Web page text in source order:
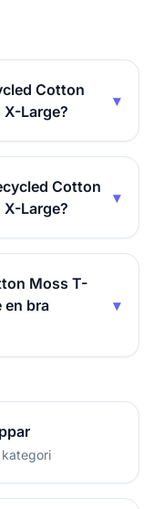
Cotton
Large?
▾
Cotton
Large?
▾
Moss T-
en bra
▾